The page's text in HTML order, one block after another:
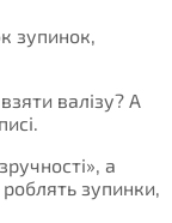
зупинок,
валізу? А
а
зупинки,